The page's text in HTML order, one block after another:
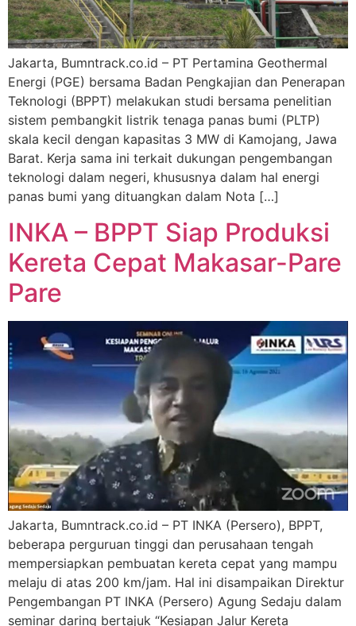
Jakarta, Bumntrack.co.id – PT Pertamina Geothermal
Energi (PGE) bersama Badan Pengkajian dan Penerapan
Teknologi (BPPT) melakukan studi bersama penelitian
sistem pembangkit listrik tenaga panas bumi (PLTP)
skala kecil dengan kapasitas 3 MW di Kamojang, Jawa
Barat. Kerja sama ini terkait dukungan pengembangan
teknologi dalam negeri, khususnya dalam hal energi
panas bumi yang dituangkan dalam Nota […]
INKA – BPPT Siap Produksi
Kereta Cepat Makasar-Pare
Pare
Jakarta, Bumntrack.co.id – PT INKA (Persero), BPPT,
beberapa perguruan tinggi dan perusahaan tengah
mempersiapkan pembuatan kereta cepat yang mampu
melaju di atas 200 km/jam. Hal ini disampaikan Direktur
Pengembangan PT INKA (Persero) Agung Sedaju dalam
seminar daring bertajuk “Kesiapan Jalur Kereta